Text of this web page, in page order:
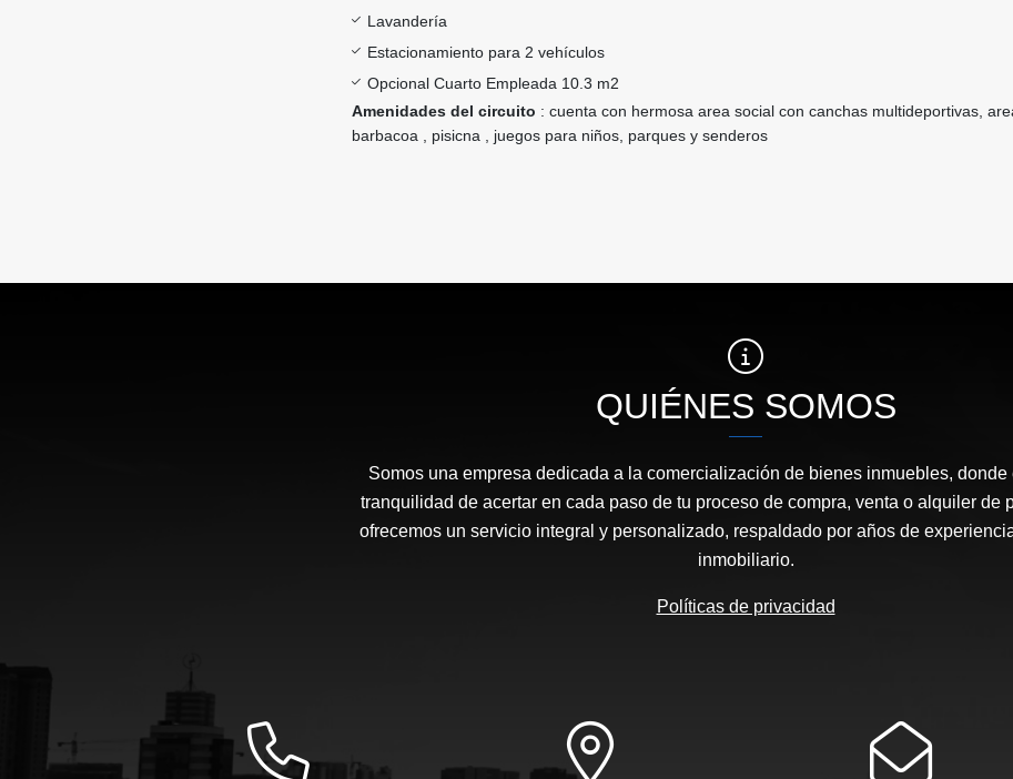
Lavandería
Estacionamiento para 2 vehículos
Opcional Cuarto Empleada 10.3 m2
Amenidades del circuito : cuenta con hermosa area social con canchas multideportivas,
barbacoa , pisicna , juegos para niños, parques y senderos
QUIÉNES SOMOS
Somos una empresa dedicada a la comercialización de bienes inmuebles, donde
tranquilidad de acertar en cada paso de tu proceso de compra, venta o alquiler de
ofrecemos un servicio integral y personalizado, respaldado por años de
inmobiliario.
Políticas de privacidad